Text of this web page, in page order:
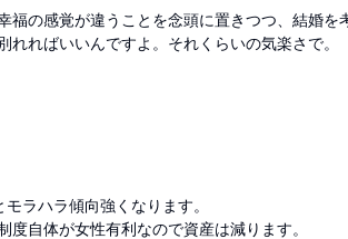
福の感覚が違うことを念頭に置きつつ、結婚を
ればいいんですよ。それくらいの気楽さで。
ラハラ傾向強くなります。
自体が女性有利なので資産は減ります。